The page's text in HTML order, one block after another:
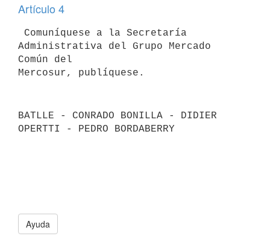
Artículo 4
Administrativa del Grupo Mercado
Común del
Mercosur, publíquese.
BATLLE - CONRADO BONILLA - DIDIER
OPERTTI - PEDRO BORDABERRY
Ayuda